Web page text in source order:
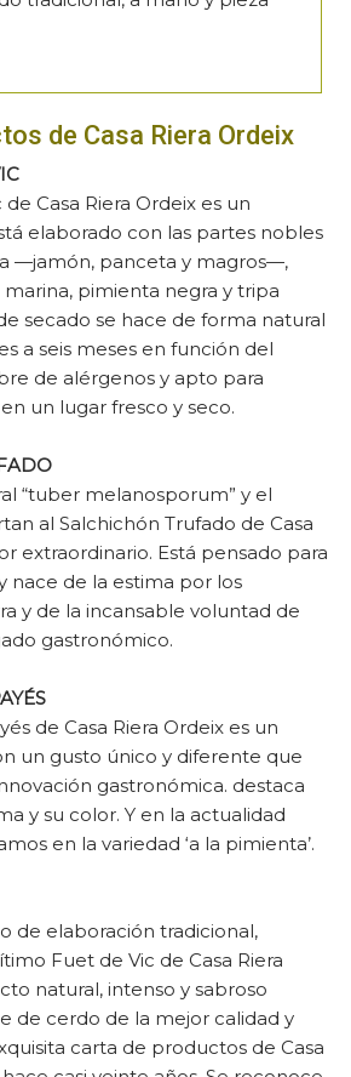
de Casa Riera Ordeix
Casa Riera Ordeix es un
elaborado con las partes nobles
—jamón, panceta y magros—,
marina, pimienta negra y tripa
secado se hace de forma natural
a seis meses en función del
de alérgenos y apto para
un lugar fresco y seco.
“tuber melanosporum” y el
al Salchichón Trufado de Casa
extraordinario. Está pensado para
nace de la estima por los
y de la incansable voluntad de
gastronómico.
de Casa Riera Ordeix es un
un gusto único y diferente que
gastronómica. destaca
y su color. Y en la actualidad
en la variedad ‘a la pimienta’.
de elaboración tradicional,
Fuet de Vic de Casa Riera
natural, intenso y sabroso
de cerdo de la mejor calidad y
carta de productos de Casa